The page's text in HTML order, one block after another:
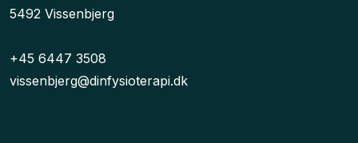
5492 Vissenbjerg
+45 6447 3508
vissenbjerg@dinfysioterapi.dk